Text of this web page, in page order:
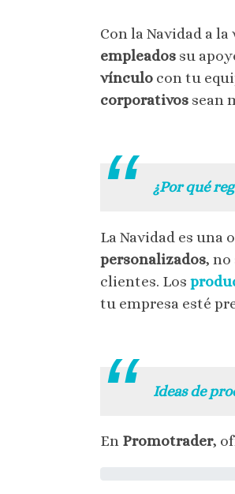
Con la Navidad a
empleados su
vínculo con tu
corporativos sean
¿Por qué
La Navidad es una
personalizados, no
clientes. Los
tu empresa esté
Ideas de
En Promotrader,